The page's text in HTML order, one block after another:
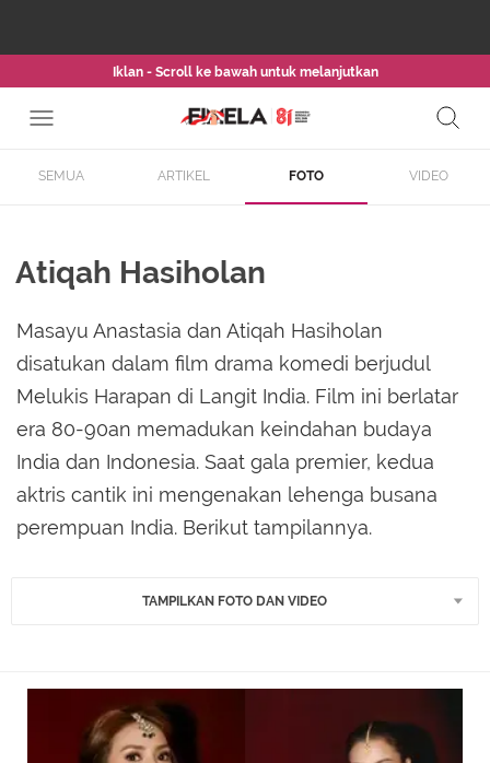
Iklan - Scroll ke bawah untuk melanjutkan
SEMUA ARTIKEL FOTO VIDEO
Atiqah Hasiholan
Masayu Anastasia dan Atiqah Hasiholan
disatukan dalam film drama komedi berjudul
Melukis Harapan di Langit India. Film ini berlatar
era 80-90an memadukan keindahan budaya
India dan Indonesia. Saat gala premier, kedua
aktris cantik ini mengenakan lehenga busana
perempuan India. Berikut tampilannya.
TAMPILKAN FOTO DAN VIDEO